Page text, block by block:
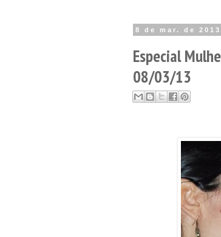
8 de mar. de 2013
Especial
08/03/13